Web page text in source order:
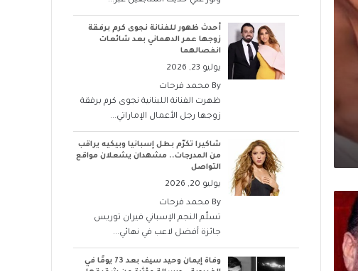
أحدث ظهور للفنانة نجوى كرم برفقة
زوجها عمر الدهماني بعد شائعات
انفصالهما
يوليو 23, 2026
By محمد فرحات
ظهرت الفنانة اللبنانية نجوى كرم برفقة
زوجها رجل الأعمال الإماراتي...
شاكيرا تكرّم بطل إسبانيا وبيكيه يراقب
من المدرجات.. مشهدان يشعلان مواقع
التواصل
يوليو 20, 2026
By محمد فرحات
تسلّم النجم الإسباني فيران توريس
جائزة أفضل لاعب في نهائي...
وفاة إيمان وحيد سيف بعد 73 يومًا في